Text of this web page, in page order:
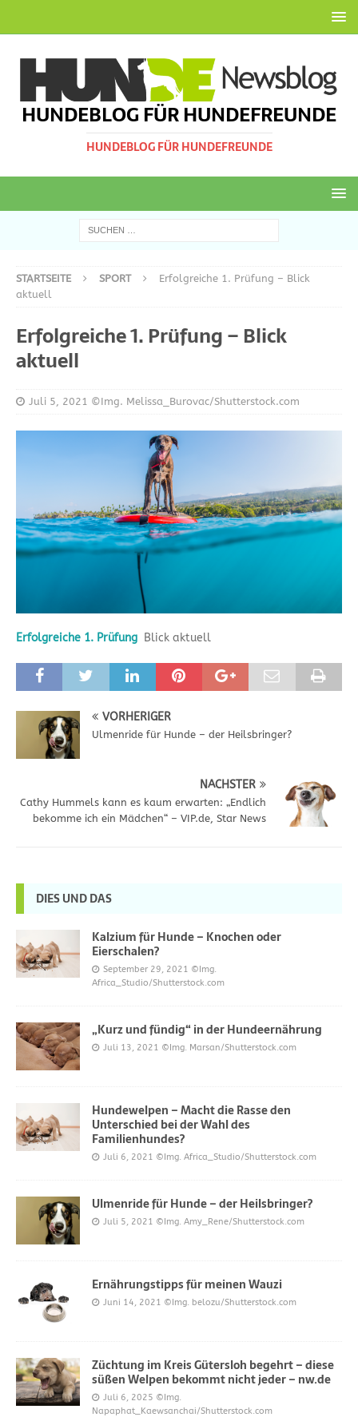
HUNDEBLOG FÜR HUNDEFREUNDE
HUNDEBLOG FÜR HUNDEFREUNDE
STARTSEITE SPORT
Erfolgreiche 1. Prüfung – Blick
aktuell
Erfolgreiche 1. Prüfung – Blick
aktuell
Juli 5, 2021 ©Img. Melissa_Burovac/Shutterstock.com
Erfolgreiche 1. Prüfung Blick aktuell
VORHERIGER
Ulmenride für Hunde – der Heilsbringer?
NÄCHSTER
Cathy Hummels kann es kaum erwarten: „Endlich
bekomme ich ein Mädchen“ – VIP.de, Star News
DIES UND DAS
Kalzium für Hunde – Knochen oder
Eierschalen?
September 29, 2021 ©Img.
Africa_Studio/Shutterstock.com
„Kurz und fündig“ in der Hundeernährung
Juli 13, 2021 ©Img. Marsan/Shutterstock.com
Hundewelpen – Macht die Rasse den
Unterschied bei der Wahl des
Familienhundes?
Juli 6, 2021 ©Img. Africa_Studio/Shutterstock.com
Ulmenride für Hunde – der Heilsbringer?
Juli 5, 2021 ©Img. Amy_Rene/Shutterstock.com
Ernährungstipps für meinen Wauzi
Juni 14, 2021 ©Img. belozu/Shutterstock.com
Züchtung im Kreis Gütersloh begehrt – diese
süßen Welpen bekommt nicht jeder – nw.de
Juli 6, 2025 ©Img.
Napaphat_Kaewsanchai/Shutterstock.com